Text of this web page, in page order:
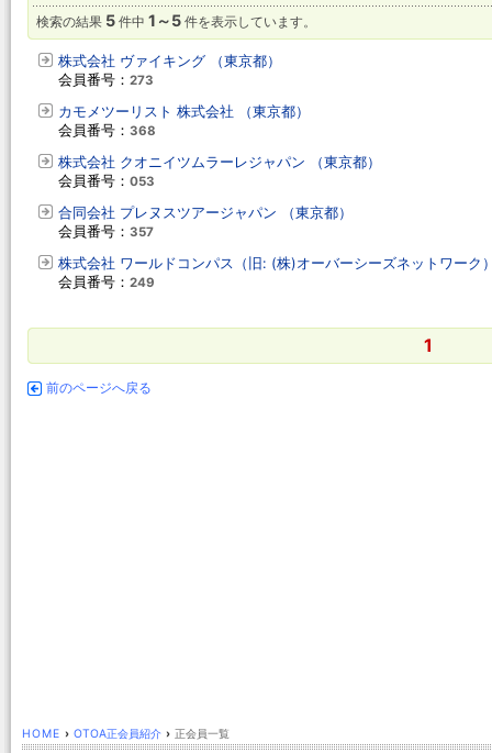
検索の結果 5 件中 1～5 件を表示しています。
株式会社 ヴァイキング （東京都）
会員番号： 273
カモメツーリスト 株式会社 （東京都）
会員番号： 368
株式会社 クオニイツムラーレジャパン （東京都）
会員番号： 053
合同会社 プレヌスツアージャパン （東京都）
会員番号： 357
株式会社 ワールドコンパス（旧: (株)オーバーシーズネットワーク
会員番号： 249
1
前のページへ戻る
HOME › OTOA正会員紹介 › 正会員一覧